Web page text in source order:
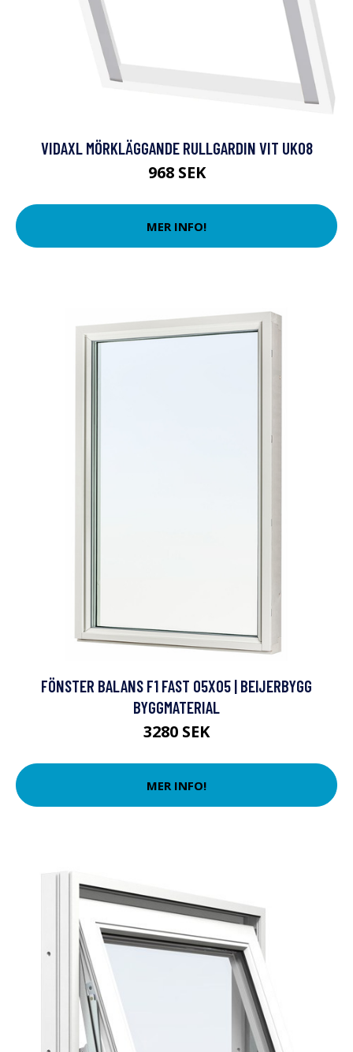
VIDAXL MÖRKLÄGGANDE RULLGARDIN VIT UK08
968 SEK
MER INFO!
FÖNSTER BALANS F1 FAST 05X05 | BEIJERBYGG
BYGGMATERIAL
3280 SEK
MER INFO!